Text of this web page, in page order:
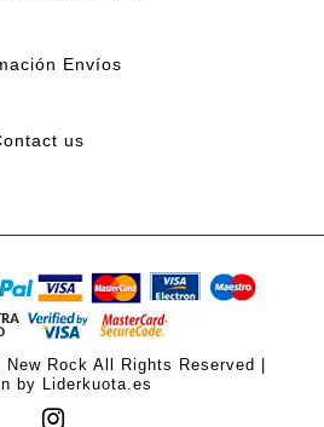
Envíos
us
Rock All Rights Reserved |
by Liderkuota.es